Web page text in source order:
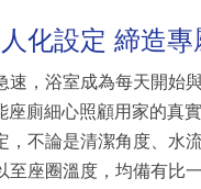
化設定 締造專
速，浴室成為每天開始
座廁細心照顧用家的真
，不論是清潔角度、水
至座圈溫度，均備有比